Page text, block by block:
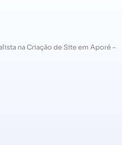
na Criação de Site em Aporé –